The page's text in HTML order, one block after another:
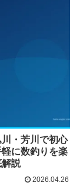
・芳川で初心
に数釣りを楽
解説
2026.04.26